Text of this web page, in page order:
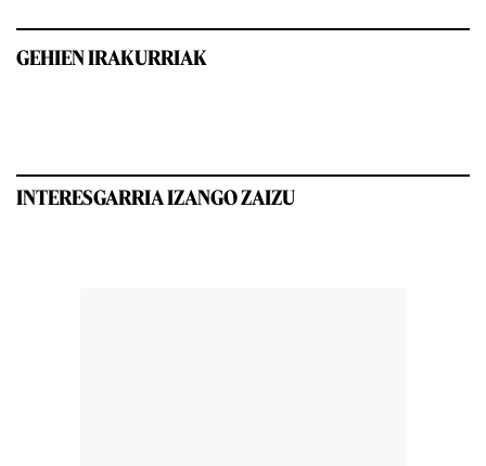
GEHIEN IRAKURRIAK
INTERESGARRIA IZANGO ZAIZU